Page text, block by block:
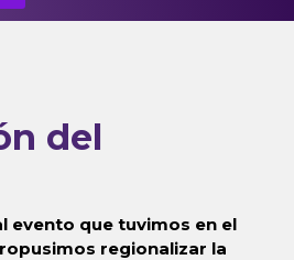
del
evento que tuvimos en el
regionalizar la